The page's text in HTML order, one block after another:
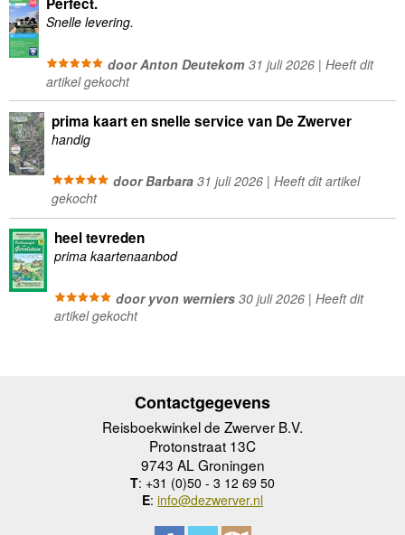
Snelle levering.
door Anton Deutekom31 juli 2026 | Heeft dit
artikel gekocht
prima kaart en snelle service van De Zwerver
handig
door Barbara31 juli 2026 | Heeft dit artikel
gekocht
heel tevreden
prima kaartenaanbod
door yvon werniers30 juli 2026 | Heeft dit
artikel gekocht
Contactgegevens
Reisboekwinkel de Zwerver B.V.
Protonstraat 13C
9743 AL Groningen
T: +31 (0)50 - 3 12 69 50
E: info@dezwerver.nl